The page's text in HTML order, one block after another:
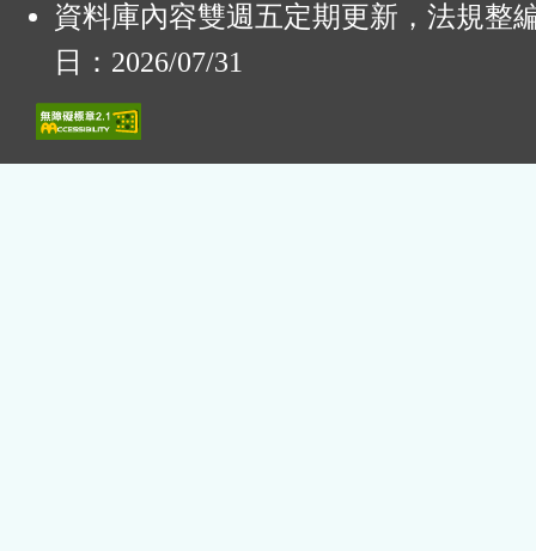
資料庫內容雙週五定期更新，法規整
日：2026/07/31